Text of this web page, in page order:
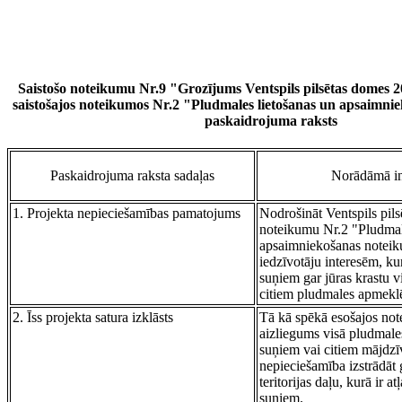
Saistošo noteikumu Nr.9 "Grozījums Ventspils pilsētas domes
saistošajos noteikumos Nr.2 "Pludmales lietošanas un
paskaidrojuma raksts
Paskaidrojuma raksta sadaļas Norādāmā
1. Projekta nepieciešamības pamatojums
Nodrošināt Ventspils
noteikumu Nr.2
apsaimniekošanas
iedzīvotāju interesēm,
suņiem gar jūras krastu
citiem pludmales
2. Īss projekta satura izklāsts
Tā kā spēkā esošajos
aizliegums visā
suņiem vai citiem
nepieciešamība
teritorijas daļu, kurā ir
suņiem.